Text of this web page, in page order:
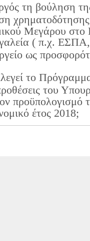
τη βούληση
Μεγάρου στο
( π.χ.
ως
το
του
προϋπολογισμό
έτος 2018;